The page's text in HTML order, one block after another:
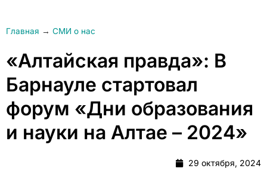
Главная → СМИ о нас
«Алтайская правда»: В
Барнауле стартовал
форум «Дни образования
и науки на Алтае – 2024»
29 октября, 2024